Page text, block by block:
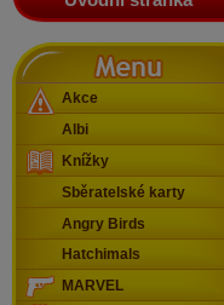
Menu
Akce
Albi
Knížky
Sběratelské karty
Angry Birds
Hatchimals
MARVEL